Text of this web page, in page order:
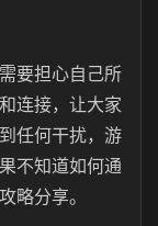
要担心自己所
连接，让大家
任何干扰，游
不知道如何通
略分享。